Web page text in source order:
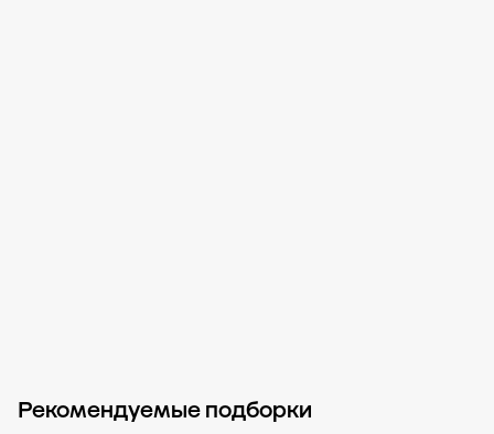
Рекомендуемые подборки
Новости компании Журнал ЗОЛОТОЙ Блог